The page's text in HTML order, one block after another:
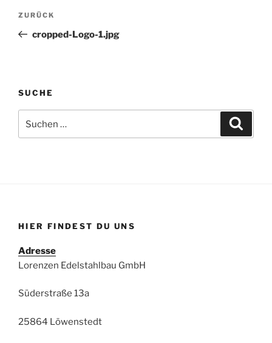
Beitragsnavigation
Vorheriger
Beitrag
ZURÜCK
cropped-Logo-1.jpg
SUCHE
nach:
HIER FINDEST DU UNS
Adresse
Lorenzen Edelstahlbau GmbH
Süderstraße 13a
25864 Löwenstedt